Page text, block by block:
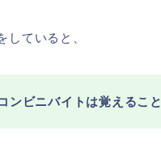
していると、
ンビニバイトは覚えるこ